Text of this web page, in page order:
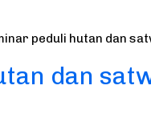
peduli hutan dan
dan